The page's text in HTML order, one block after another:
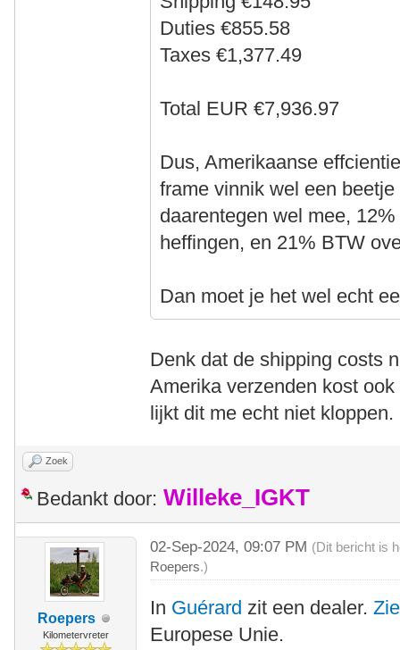
Duties €855.58
Taxes €1,377.49
Total EUR €7,936.97
Dus, Amerikaanse
frame vinnik wel een
daarentegen wel mee,
heffingen, en 21% BTW
Dan moet je het wel echt
Denk dat de shipping costs
Amerika verzenden kost
lijkt dit me echt niet kloppen.
Zoek
Bedankt door: Willeke_IGKT
Roepers
Kilometervreter
02-Sep-2024, 09:07 PM (Dit bericht is
Roepers.)
In Guérard zit een dealer.
Europese Unie.